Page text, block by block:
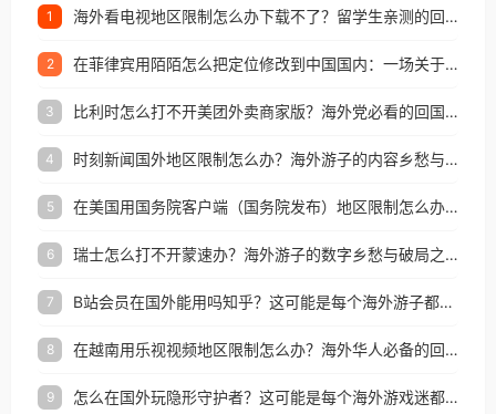
1 海外看电视地区限制怎么办下载不了？留学生亲测的回国加速方案（附2026世界杯观赛技巧）
2 在菲律宾用陌陌怎么把定位修改到中国国内：一场关于归属感与连接的探索
3 比利时怎么打不开美团外卖商家版？海外党必看的回国加速全攻略
4 时刻新闻国外地区限制怎么办？海外游子的内容乡愁与破局之路
5 在美国用国务院客户端（国务院发布）地区限制怎么办？3步解决海外看国内内容难题
6 瑞士怎么打不开蒙速办？海外游子的数字乡愁与破局之路
7 B站会员在国外能用吗知乎？这可能是每个海外游子都问过的问题
8 在越南用乐视视频地区限制怎么办？海外华人必备的回国加速攻略
9 怎么在国外玩隐形守护者？这可能是每个海外游戏迷都问过的问题